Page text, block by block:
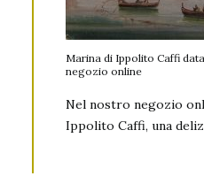
Marina di Ippolito Caffi
negozio online
Nel nostro negozio
Ippolito Caffi, una